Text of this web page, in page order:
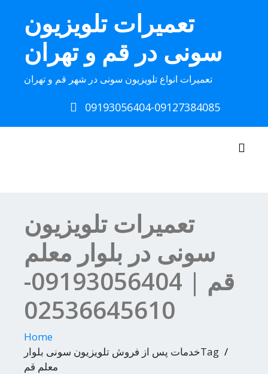
تعمیرات تلویزیون
سونی در قم و تهران
تعمیرات انواع تلویزیون سونی در شهر قم و تهران
09193056404-09127384085
Toggle navigation
تعمیرات تلویزیون
سونی در بلوار معلم
قم | 09193056404-
02536645610
Home
Tagخدمات پس از فروش تلویزیون سونی بلوار
معلم قم